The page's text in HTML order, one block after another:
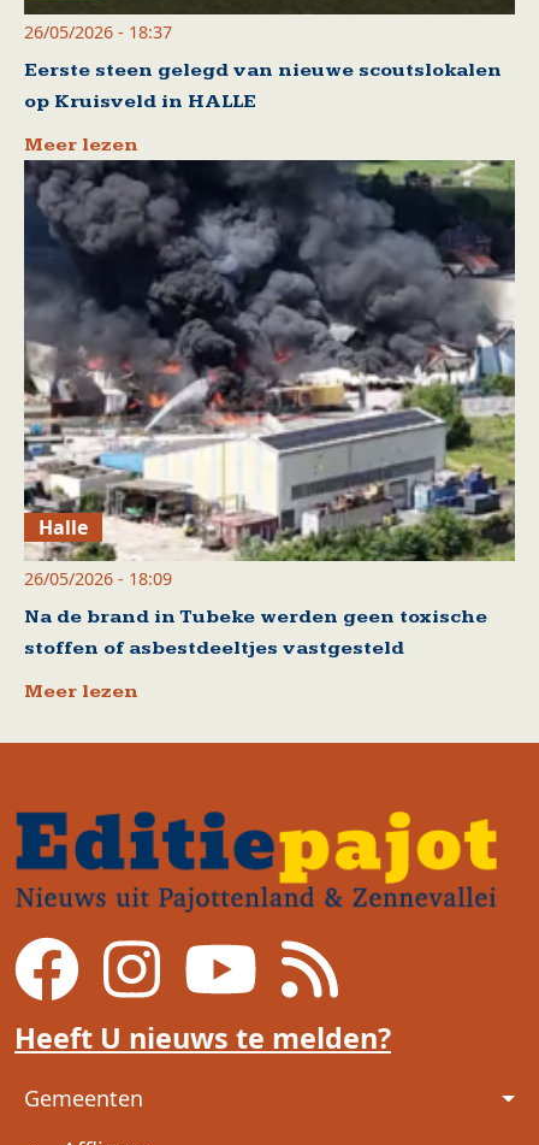
26/05/2026 - 18:37
Eerste steen gelegd van nieuwe scoutslokalen
op Kruisveld in HALLE
Meer lezen
Halle
26/05/2026 - 18:09
Na de brand in Tubeke werden geen toxische
stoffen of asbestdeeltjes vastgesteld
Meer lezen
Heeft U nieuws te melden?
Voet
Gemeenten